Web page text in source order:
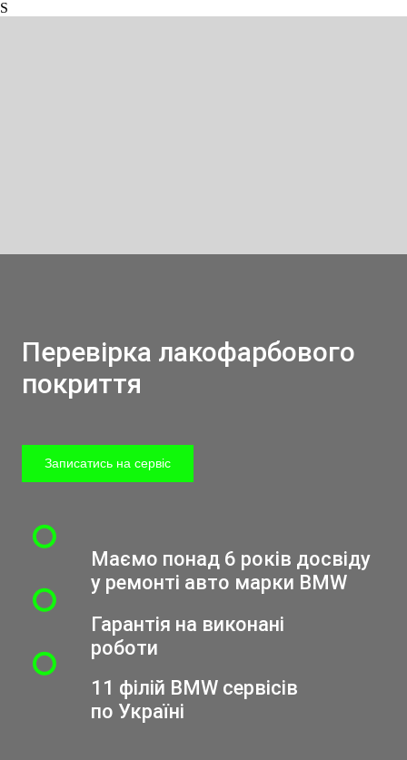
S
Перевірка лакофарбового
покриття
Записатись на сервіс
Маємо понад 6 років досвіду
у ремонті авто марки BMW
Гарантія на виконані
роботи
11 філій BMW сервісів
по Україні